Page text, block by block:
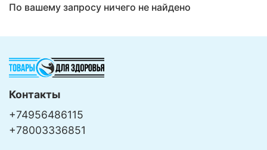
По вашему запросу ничего не найдено
Контакты
+74956486115
+78003336851